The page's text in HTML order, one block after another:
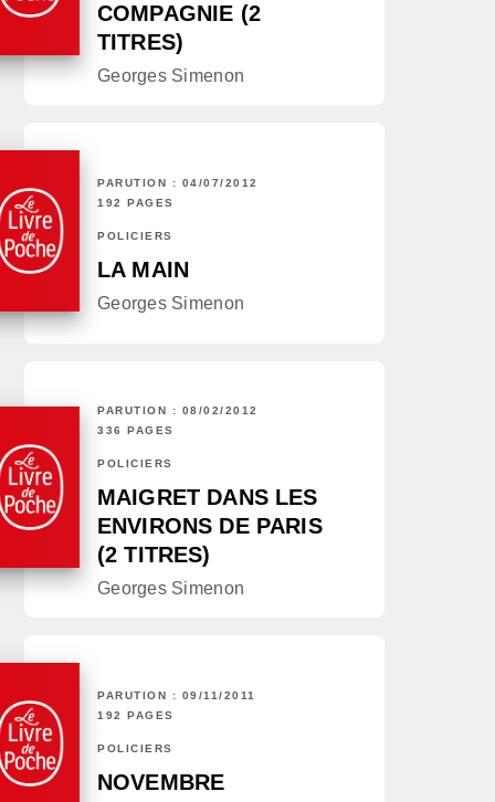
COMPAGNIE (2
TITRES)
Georges Simenon
PARUTION : 04/07/2012
192 PAGES
POLICIERS
LA MAIN
Georges Simenon
PARUTION : 08/02/2012
336 PAGES
POLICIERS
MAIGRET DANS LES
ENVIRONS DE PARIS
(2 TITRES)
Georges Simenon
PARUTION : 09/11/2011
192 PAGES
POLICIERS
NOVEMBRE